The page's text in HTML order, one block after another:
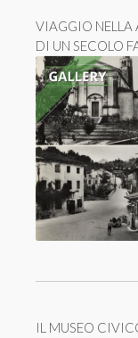
VIAGGIO NELLA
DI UN SECOLO
IL MUSEO